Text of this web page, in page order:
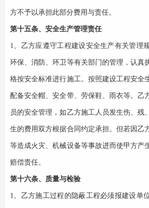
方不予以承担此部分费用与责任。
第十五条、安全生产管理责任
1、乙方应遵守工程建设安全生产有关管理
环保、消防、环卫等有关部门的管理，认真
格按安全标准进行施工。按照建设工程安全
配备安全帽、安全带、劳保鞋、雨衣等。乙
员的安全管理，如乙方施工人员发生伤、残
生的费用双方根据合同约定承担。但若因乙
等造成火灾、机械设备等事故进而使甲方产
赔偿责任。
第十六条、质量与检验
1、乙方施工过程的隐蔽工程必须报建设单